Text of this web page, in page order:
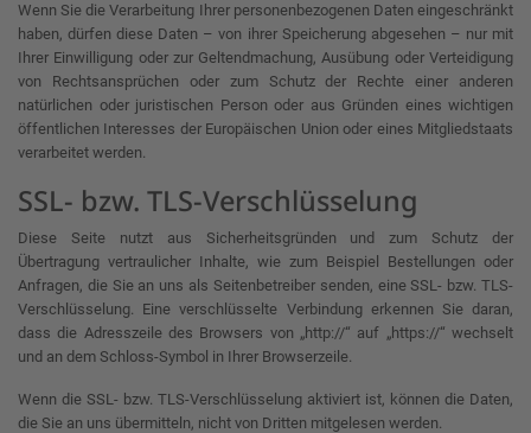
Wenn Sie die Verarbeitung Ihrer personenbezogenen Daten eingeschränkt
haben, dürfen diese Daten – von ihrer Speicherung abgesehen – nur mit
Ihrer Einwilligung oder zur Geltendmachung, Ausübung oder Verteidigung
von Rechtsansprüchen oder zum Schutz der Rechte einer anderen
natürlichen oder juristischen Person oder aus Gründen eines wichtigen
öffentlichen Interesses der Europäischen Union oder eines Mitgliedstaats
verarbeitet werden.
SSL- bzw. TLS-Verschlüsselung
Diese Seite nutzt aus Sicherheitsgründen und zum Schutz der
Übertragung vertraulicher Inhalte, wie zum Beispiel Bestellungen oder
Anfragen, die Sie an uns als Seitenbetreiber senden, eine SSL- bzw. TLS-
Verschlüsselung. Eine verschlüsselte Verbindung erkennen Sie daran,
dass die Adresszeile des Browsers von „http://“ auf „https://“ wechselt
und an dem Schloss-Symbol in Ihrer Browserzeile.
Wenn die SSL- bzw. TLS-Verschlüsselung aktiviert ist, können die Daten,
die Sie an uns übermitteln, nicht von Dritten mitgelesen werden.